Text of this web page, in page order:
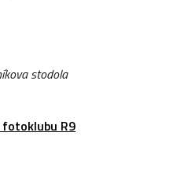
stodola
R9